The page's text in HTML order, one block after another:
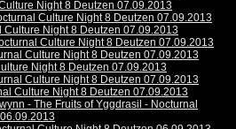
Night 8 Deutzen 07.09.2013
Culture Night 8 Deutzen 07.09.2013
Culture Night 8 Deutzen 07.09.2013
Culture Night 8 Deutzen 07.09.2013
Culture Night 8 Deutzen 07.09.2013
Night 8 Deutzen 07.09.2013
Culture Night 8 Deutzen 07.09.2013
Culture Night 8 Deutzen 07.09.2013
- The Fruits of Yggdrasil - Nocturnal